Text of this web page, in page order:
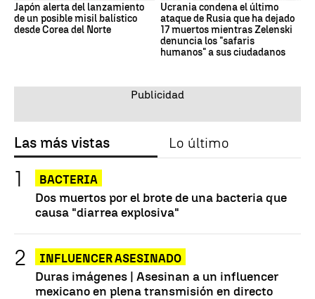
Japón alerta del lanzamiento
de un posible misil balístico
desde Corea del Norte
Ucrania condena el último
ataque de Rusia que ha dejado
17 muertos mientras Zelenski
denuncia los "safaris
humanos" a sus ciudadanos
Las más vistas Lo último
BACTERIA
Dos muertos por el brote de una bacteria que
causa "diarrea explosiva"
INFLUENCER ASESINADO
Duras imágenes | Asesinan a un influencer
mexicano en plena transmisión en directo